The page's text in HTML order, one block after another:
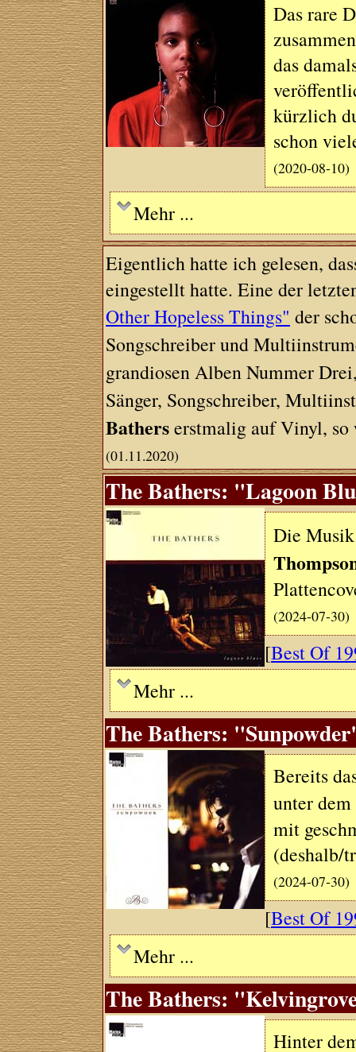
Das rare
das
kürzlich
schon
(2020-08-10)
Mehr ...
Eigentlich hatte ich gelesen,
eingestellt hatte. Eine der
Other Hopeless Things" der
Songschreiber und
grandiosen Alben Nummer
Sänger, Songschreiber,
Batherserstmalig auf Vinyl, so
(01.11.2020)
The Bathers: "Lagoon
Die
(2024-07-30)
[Best Of
Mehr ...
The Bathers:
Bereits
unter
mit
(deshalb/
(2024-07-30)
[Best Of
Mehr ...
The Bathers:
Hinter